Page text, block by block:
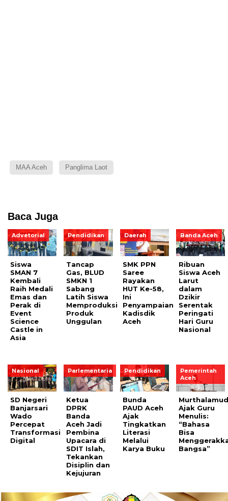
MAA Aceh Panglima Laot
Baca Juga
Advetorial
Siswa
SMAN 7
Kembali
Raih Medali
Emas dan
Perak di
Event
Science
Castle in
Asia
Pendidikan
Tancap
Gas, BLUD
SMKN 1
Sabang
Latih Siswa
Memproduksi
Produk
Unggulan
Daerah
SMK PPN
Saree
Rayakan
HUT Ke-58,
Ini
Penyampaian
Kadisdik
Aceh
Banda Aceh
Ribuan
Siswa Aceh
Larut
dalam
Dzikir
Serentak
Peringati
Hari Guru
Nasional
Nasional
SD Negeri
Banjarsari
Wado
Percepat
Transformasi
Digital
Parlementaria
Ketua
DPRK
Banda
Aceh Jadi
Pembina
Upacara di
SDIT Islah,
Tekankan
Disiplin dan
Kejujuran
Pendidikan
Bunda
PAUD Aceh
Ajak
Tingkatkan
Literasi
Melalui
Karya Buku
Pemerintah
Aceh
Ajak Guru
Menulis:
“Bahasa
Bisa
Bangsa”